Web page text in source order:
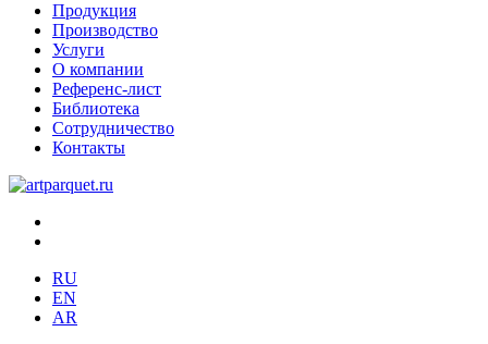
Продукция
Производство
Услуги
О компании
Референс-лист
Библиотека
Сотрудничество
Контакты
RU
EN
AR